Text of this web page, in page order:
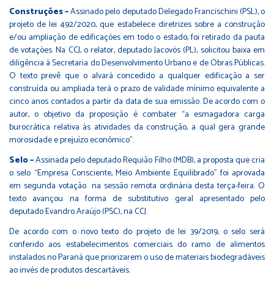
Construções –Assinado pelo deputado Delegado Francischini (PSL), o
projeto de lei492/2020, que estabelece diretrizes sobre a construção
e/ou ampliação de edificações em todo o estado, foi retirado da pauta
de votações. Na CCJ, o relator, deputado Jacovós (PL), solicitou baixa em
diligência à Secretaria do Desenvolvimento Urbano e de Obras Públicas.
O texto prevê que o alvará concedido a qualquer edificação a ser
construída ou ampliada terá o prazo de validade mínimo equivalente a
cinco anos contados a partir da data de sua emissão. De acordo com o
autor, o objetivo da proposição é combater “a esmagadora carga
burocrática relativa às atividades da construção, a qual gera grande
morosidade e prejuízo econômico”.
Selo –Assinada pelo deputado Requião Filho (MDB), a proposta que cria
o selo “Empresa Consciente, Meio Ambiente Equilibrado” foi aprovada
em segunda votação na sessão remota ordinária desta terça-feira. O
texto avançou na forma de substitutivo geral apresentado pelo
deputado Evandro Araújo (PSC), na CCJ.
De acordo com o novo texto do projeto de lei 39/2019, o selo será
conferido aos estabelecimentos comerciais do ramo de alimentos
instalados no Paraná que priorizarem o uso de materiais biodegradáveis
ao invés de produtos descartáveis.